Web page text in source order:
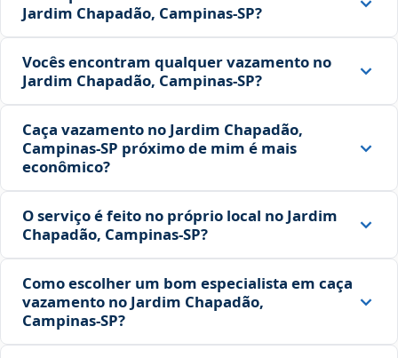
Jardim Chapadão, Campinas‑SP?
Vocês encontram qualquer vazamento no
Jardim Chapadão, Campinas‑SP?
Caça vazamento no Jardim Chapadão,
Campinas‑SP próximo de mim é mais
econômico?
O serviço é feito no próprio local no Jardim
Chapadão, Campinas‑SP?
Como escolher um bom especialista em caça
vazamento no Jardim Chapadão,
Campinas‑SP?